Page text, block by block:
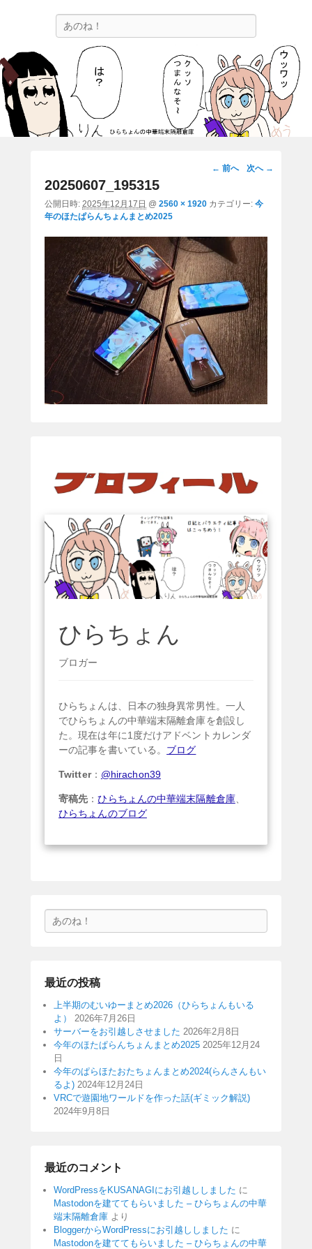
ひらちょんの中華端末隔離倉庫
ほたがページ上部にある検索バーを消してくれたサイトです。
画
シ
ョ
ン
← 前へ 次へ →
20250607_195315
公開日時: 2025年12月17日 @ 2560 × 1920 カテゴリー: 今
年のほたぱらんちょんまとめ2025
ひらちょん
ブロガー
ひらちょんは、日本の独身異常男性。一人
でひらちょんの中華端末隔離倉庫を創設し
た。現在は年に1度だけアドベントカレンダ
ーの記事を書いている。 ブログ
Twitter： @hirachon39
寄稿先 ：ひらちょんの中華端末隔離倉庫、
ひらちょんのブログ
索
最近の投稿
上半期のむいゆーまとめ2026（ひらちょんもいる
よ）
2026年7月26日
サーバーをお引越しさせました 2026年2月8日
今年のほたぱらんちょんまとめ2025 2025年12月24
日
今年のぱらほたおたちょんまとめ2024(らんさんもい
るよ) 2024年12月24日
VRCで遊園地ワールドを作った話(ギミック解説)
2024年9月8日
最近のコメント
WordPressをKUSANAGIにお引越ししました に
Mastodonを建ててもらいました – ひらちょんの中華
端末隔離倉庫 より
BloggerからWordPressにお引越ししました に
Mastodonを建ててもらいました – ひらちょんの中華